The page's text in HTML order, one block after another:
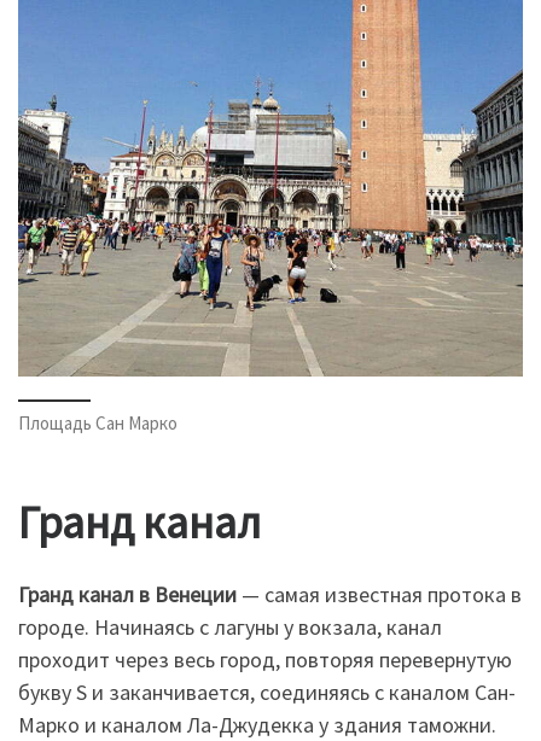
Площадь Сан Марко
Гранд канал
Гранд канал в Венеции — самая известная протока в
городе. Начинаясь с лагуны у вокзала, канал
проходит через весь город, повторяя перевернутую
букву S и заканчивается, соединяясь с каналом Сан-
Марко и каналом Ла-Джудекка у здания таможни.